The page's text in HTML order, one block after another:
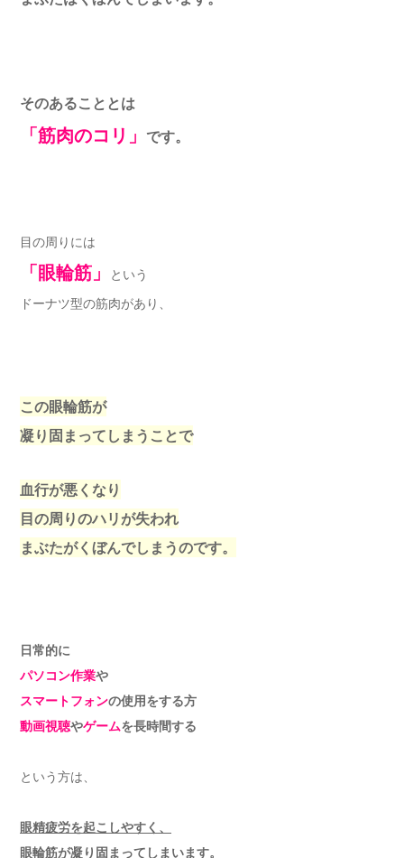
そのあることとは
「筋肉のコリ」 です。
目の周りには
「眼輪筋」
という
ドーナツ型の筋肉があり、
この眼輪筋が
凝り固まってしまうことで
血行が悪くなり
目の周りのハリが失われ
まぶたがくぼんでしまうのです。
日常的に
パソコン作業や
スマートフォンの使用をする方
動画視聴やゲームを長時間する
という方は、
眼精疲労を起こしやすく、
眼輪筋が凝り固まってしまいます。